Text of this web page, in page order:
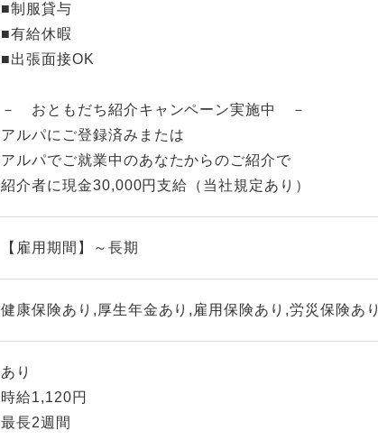
■制服貸与
■有給休暇
■出張面接OK
－ おともだち紹介キャンペーン実施中 －
アルパにご登録済みまたは
アルパでご就業中のあなたからのご紹介で
紹介者に現金30,000円支給（当社規定あり）
【雇用期間】～長期
健康保険あり,厚生年金あり,雇用保険あり,労災保険あり
あり
時給1,120円
最長2週間